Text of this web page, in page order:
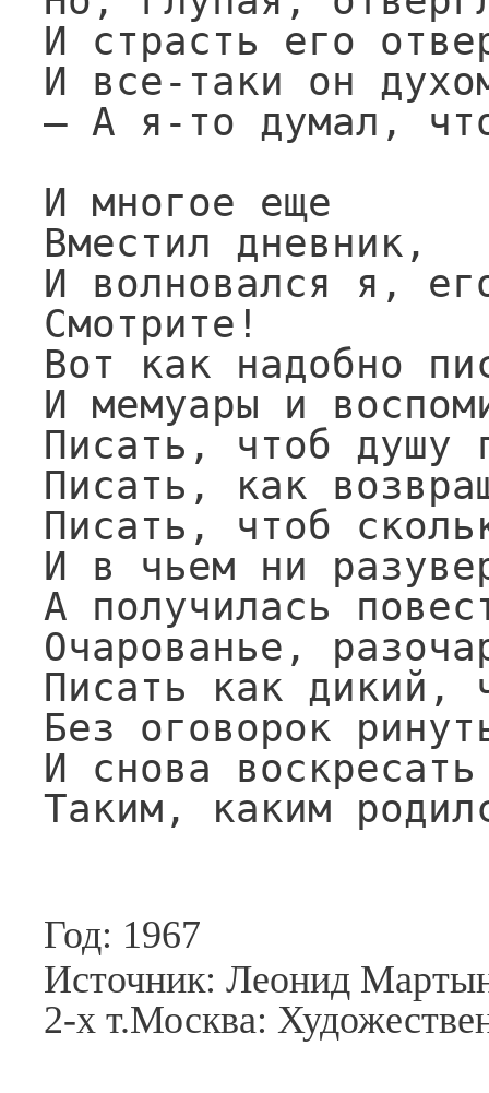
И страсть его
И все-таки он
— А я-то думал,
И многое еще
Вместил дневник,
И волновался я,
Смотрите!
Вот как надобно
И мемуары и
Писать, чтоб душу
Писать, как
Писать, чтоб
И в чьем ни
А получилась
Очарованье,
Писать как дикий,
Без оговорок
И снова
Таким, каким
Год: 1967
Источник: Леонид
2-х т.Москва: